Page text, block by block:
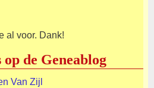
al voor. Dank!
de Geneablog
Van Zijl